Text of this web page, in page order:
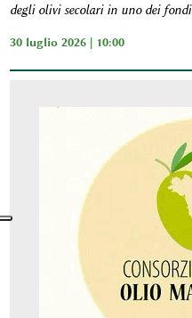
degli olivi secolari in uno dei fondi
30 luglio 2026 | 10:00